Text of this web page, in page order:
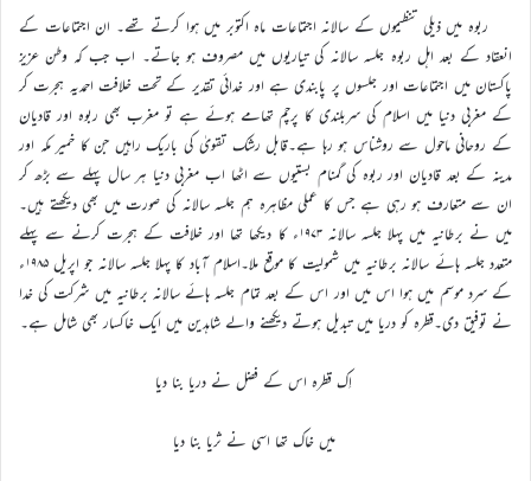
ربوہ میں ذیلی تنظیموں کے سالانہ اجتماعات ماہ اکتوبر میں ہوا کرتے تھے۔ ان اجتماعات کے
انعقاد کے بعد اہل ربوہ جلسہ سالانہ کی تیاریوں میں مصروف ہو جاتے۔ اب جب کہ وطن عزیز
پاکستان میں اجتماعات اور جلسوں پر پابندی ہے اور خدائی تقدیر کے تحت خلافت احمدیہ ہجرت کر
کے مغربی دنیا میں اسلام کی سربلندی کا پرچم تھامے ہوئے ہے تو مغرب بھی ربوہ اور قادیان
کے روحانی ماحول سے روشناس ہو رہا ہے۔قابل رشک تقویٰ کی باریک راہیں جن کا خمیر مکہ اور
مدینہ کے بعد قادیان اور ربوہ کی گمنام بستیوں سے اٹھا اب مغربی دنیا ہر سال پہلے سے بڑھ کر
ان سے متعارف ہو رہی ہے جس کا عملی مظاہرہ ہم جلسہ سالانہ کی صورت میں بھی دیکھتے ہیں۔
میں نے برطانیہ میں پہلا جلسہ سالانہ ۱۹۷۳ء کا دیکھا تھا اور خلافت کے ہجرت کرنے سے پہلے
متعدد جلسہ ہائے سالانہ برطانیہ میں شمولیت کا موقع ملا۔اسلام آباد کا پہلا جلسہ سالانہ جو اپریل ۱۹۸۵ء
کے سرد موسم میں ہوا اس میں اور اس کے بعد تمام جلسہ ہائے سالانہ برطانیہ میں شرکت کی خدا
نے توفیق دی۔قطرہ کو دریا میں تبدیل ہوتے دیکھنے والے شاہدین میں ایک خاکسار بھی شامل ہے۔
اِک قطرہ اس کے فضل نے دریا بنا دیا
میں خاک تھا اسی نے ثریا بنا دیا